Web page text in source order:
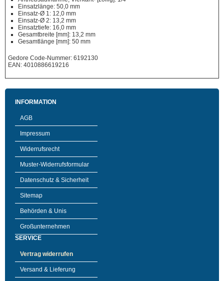
Einsatzlänge: 50,0 mm
Einsatz-Ø 1: 12,0 mm
Einsatz-Ø 2: 13,2 mm
Einsatztiefe: 16,0 mm
Gesamtbreite [mm]: 13,2 mm
Gesamtlänge [mm]: 50 mm
Gedore Code-Nummer: 6192130
EAN: 4010886619216
INFORMATION
AGB
Impressum
Widerrufsrecht
Muster-Widerrufsformular
Datenschutz & Sicherheit
Sitemap
Behörden & Unis
Großunternehmen
SERVICE
Vertrag widerrufen
Versand & Lieferung